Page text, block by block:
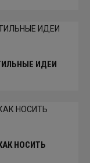
ИДЕИ
НОСИТЬ